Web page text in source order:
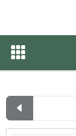
ปฏิทินกิจ
ปฏิทินกิจกรร